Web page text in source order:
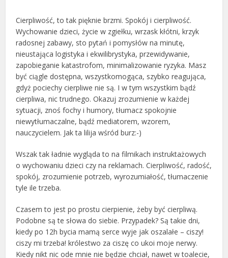
Cierpliwość, to tak pięknie brzmi. Spokój i cierpliwość.
Wychowanie dzieci, życie w zgiełku, wrzask kłótni, krzyk
radosnej zabawy, sto pytań i pomysłów na minutę,
nieustająca logistyka i ekwilibrystyka, przewidywanie,
zapobieganie katastrofom, minimalizowanie ryzyka. Masz
być ciągle dostępna, wszystkomogąca, szybko reagująca,
gdyż pociechy cierpliwe nie są. I w tym wszystkim bądź
cierpliwa, nic trudnego. Okazuj zrozumienie w każdej
sytuacji, znoś fochy i humory, tłumacz spokojnie
niewytłumaczalne, bądź mediatorem, wzorem,
nauczycielem. Jak ta lilija wśród burz:-)
Wszak tak ładnie wygląda to na filmikach instruktażowych
o wychowaniu dzieci czy na reklamach. Cierpliwość, radość,
spokój, zrozumienie potrzeb, wyrozumiałość, tłumaczenie
tyle ile trzeba.
Czasem to jest po prostu cierpienie, żeby być cierpliwą.
Podobne są te słowa do siebie. Przypadek? Są takie dni,
kiedy po 12h bycia mamą serce wyje jak oszalałe – ciszy!
ciszy mi trzeba! królestwo za ciszę co ukoi moje nerwy.
Kiedy nikt nic ode mnie nie będzie chciał, nawet w toalecie,